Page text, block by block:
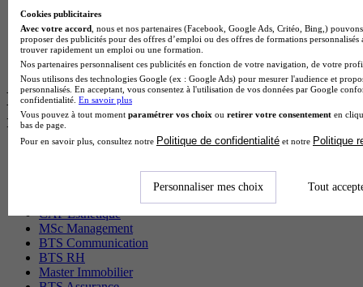
BTS Sta en alternance
BTS Iris en alternance
BTS Tpl en alternance
BTS Ati en alternance
Les diplômes par filière les plus
recherchés
CAP Esthétique
MSc Management
BTS Communication
BTS RH
Master Immobilier
Cookies publicitaires
Avec votre accord , nous et nos partenaires (Facebook, Google Ads, Critéo, Bing,)
proposer des publicités pour des offres d’emploi ou des offres de formations
trouver rapidement un emploi ou une formation.
Nos partenaires personnalisent ces publicités en fonction de votre navigation, de votre
Nous utilisons des technologies Google (ex : Google Ads) pour mesurer l'audience et
personnalisés. En acceptant, vous consentez à l'utilisation de vos données par Google
confidentialité. En savoir plus
Vous pouvez à tout moment paramétrer vos choix ou retirer votre consentement en
bas de page.
Pour en savoir plus, consultez notre Politique de confidentialité et notre Politique
Personnaliser mes choix Tout